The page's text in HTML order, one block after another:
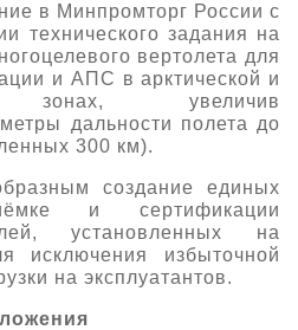
в Минпромторг России с
технического задания на
вертолета для
и АПС в арктической и
зонах, увеличив
дальности полета до
300 км).
создание единых
и сертификации
установленных на
исключения избыточной
на эксплуатантов.